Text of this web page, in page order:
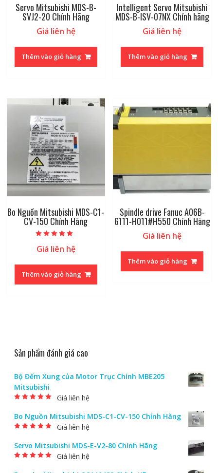
Servo Mitsubishi MDS-B-
SVJ2-20 Chính Hãng
Giá liên hệ
Thêm vào giỏ hàng
Intelligent Servo Mitsubishi
MDS-B-ISV-07NX Chính hãng
Giá liên hệ
Thêm vào giỏ hàng
Bo Nguồn Mitsubishi MDS-C1-
CV-150 Chính Hãng
5.00
5 sao
Giá liên hệ
Thêm vào giỏ hàng
Spindle drive Fanuc A06B-
6111-H011#H550 Chính Hãng
Giá liên hệ
Thêm vào giỏ hàng
Sản phẩm đánh giá cao
Bộ Đếm Xung của Motor Trục Chính MBE205
Mitsubishi
Giá liên hệ
Bo Nguồn Mitsubishi MDS-C1-CV-150 Chính Hãng
Giá liên hệ
Servo Mitsubishi MDS-E-V2-80 Chính Hãng
Giá liên hệ